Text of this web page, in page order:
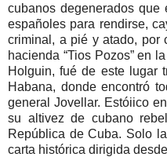
cubanos degenerados
españoles para rendirse,
criminal, a pié y atado, por
hacienda “Tios Pozos” en
Holguin, fué de este lugar
Habana, donde encontró
general Jovellar. Estóiico
su altivez de cubano
República de Cuba. Solo
carta histórica dirigida